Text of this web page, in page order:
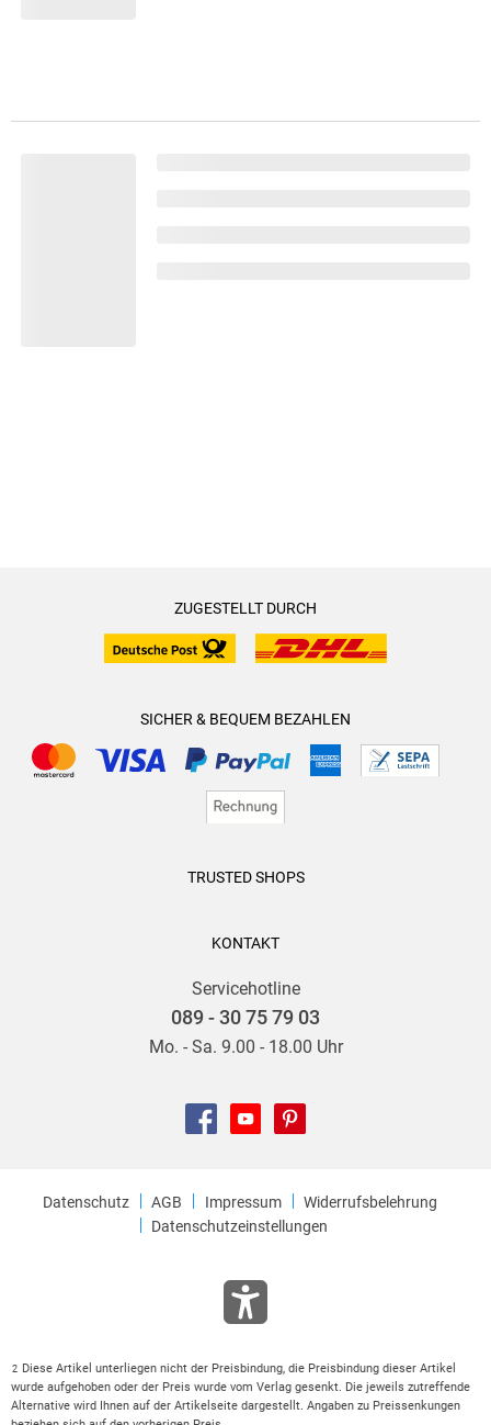
ZUGESTELLT DURCH
SICHER & BEQUEM BEZAHLEN
TRUSTED SHOPS
KONTAKT
Servicehotline
089 - 30 75 79 03
Mo. - Sa. 9.00 - 18.00 Uhr
Datenschutz AGB Impressum
Widerrufsbelehrung
Datenschutzeinstellungen
2
Diese Artikel unterliegen nicht der Preisbindung, die Preisbindung dieser Artikel
wurde aufgehoben oder der Preis wurde vom Verlag gesenkt. Die jeweils zutreffende
Alternative wird Ihnen auf der Artikelseite dargestellt. Angaben zu Preissenkungen